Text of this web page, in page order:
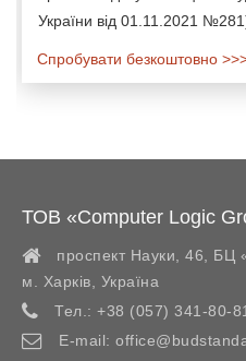
України від 01.11.2021
Спробувати безкоштовно
ТОВ «Computer Logic
проспект Науки, 46, БЦ
м. Харків
Україна
Тел.: +38 (057) 341-80-81
E-mail: